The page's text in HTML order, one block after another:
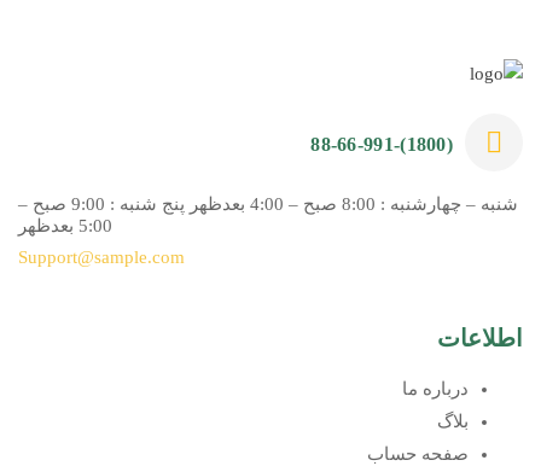
(1800)-88-66-991
شنبه – چهارشنبه : 8:00 صبح – 4:00 بعدظهر پنج شنبه : 9:00 صبح –
5:00 بعدظهر
Support@sample.com
اطلاعات
درباره ما
بلاگ
صفحه حساب